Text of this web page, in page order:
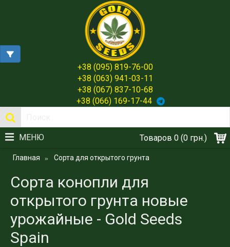
+38 (095) 819-76-00
+38 (063) 941-03-11
+38 (067) 837-10-68
+38 (066) 169-17-44
Товаров 0 (0 грн.)
МЕНЮ
Главная Сорта для открытого грунта
Сорта конопли для
открытого грунта новые
урожайные - Gold Seeds
Spain